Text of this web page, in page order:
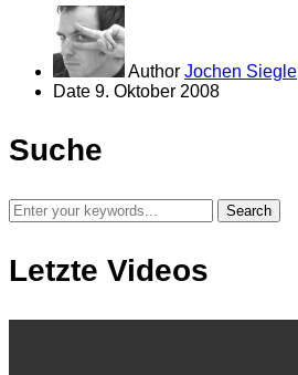
Author Jochen Siegle
Date 9. Oktober 2008
Suche
Letzte Videos